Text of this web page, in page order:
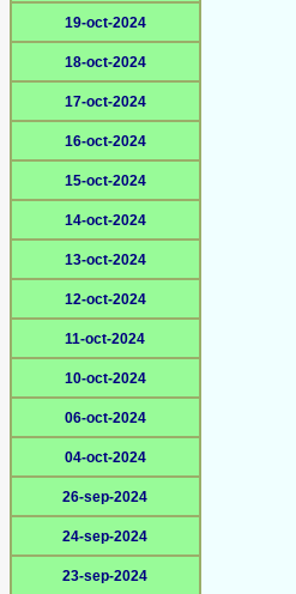
19-oct-2024
18-oct-2024
17-oct-2024
16-oct-2024
15-oct-2024
14-oct-2024
13-oct-2024
12-oct-2024
11-oct-2024
10-oct-2024
06-oct-2024
04-oct-2024
26-sep-2024
24-sep-2024
23-sep-2024